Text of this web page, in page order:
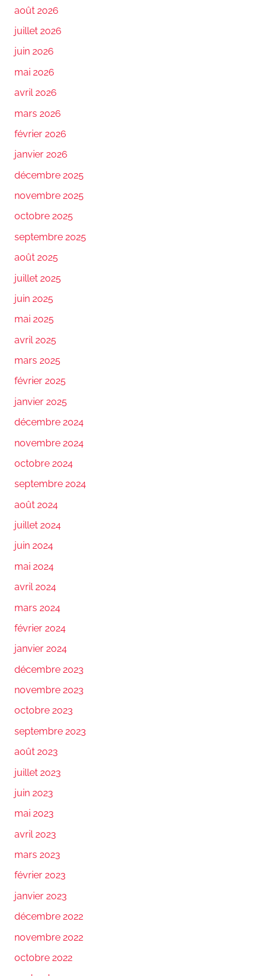
août 2026
juillet 2026
juin 2026
mai 2026
avril 2026
mars 2026
février 2026
janvier 2026
décembre 2025
novembre 2025
octobre 2025
septembre 2025
août 2025
juillet 2025
juin 2025
mai 2025
avril 2025
mars 2025
février 2025
janvier 2025
décembre 2024
novembre 2024
octobre 2024
septembre 2024
août 2024
juillet 2024
juin 2024
mai 2024
avril 2024
mars 2024
février 2024
janvier 2024
décembre 2023
novembre 2023
octobre 2023
septembre 2023
août 2023
juillet 2023
juin 2023
mai 2023
avril 2023
mars 2023
février 2023
janvier 2023
décembre 2022
novembre 2022
octobre 2022